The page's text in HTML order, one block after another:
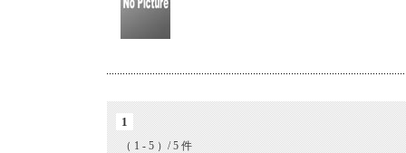
1
（ 1 - 5 ）/ 5 件